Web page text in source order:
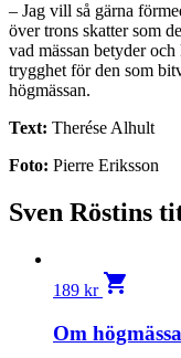
– Jag vill så gärna
över trons skatter som
vad mässan betyder
trygghet för den som
högmässan.
Text: Therése Alhult
Foto: Pierre Eriksson
Sven Röstins
189 kr shopping_cart
Om